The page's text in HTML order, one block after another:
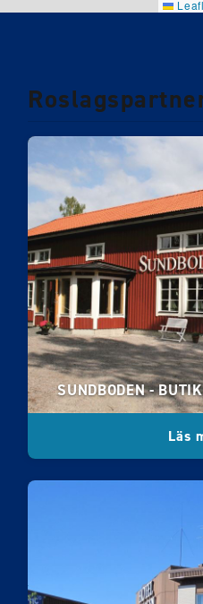
SUNDBODEN -
Läs